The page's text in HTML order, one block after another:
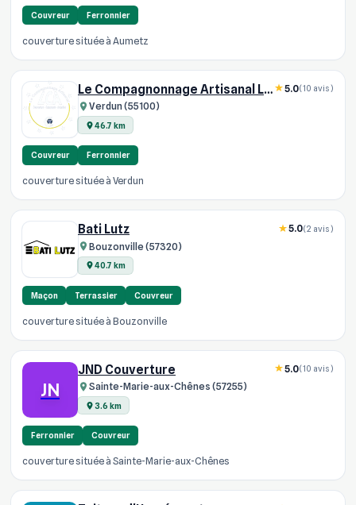
Couvreur Ferronnier
couverture située à Aumetz
Le Compagnonnage Artisanal L C A
Verdun (55100)
46.7 km
5.0(10 avis)
Couvreur Ferronnier
couverture située à Verdun
Bati Lutz
Bouzonville (57320)
40.7 km
5.0(2 avis)
Maçon Terrassier Couvreur
couverture située à Bouzonville
JN
JND Couverture
Sainte-Marie-aux-Chênes (57255)
3.6 km
5.0(10 avis)
Ferronnier Couvreur
couverture située à Sainte-Marie-aux-Chênes